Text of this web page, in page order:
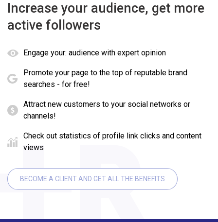
Increase your audience, get more
active followers
Engage your: audience with expert opinion
Promote your page to the top of reputable brand
searches - for free!
Attract new customers to your social networks or
channels!
Check out statistics of profile link clicks and content
views
BECOME A CLIENT AND GET ALL THE BENEFITS